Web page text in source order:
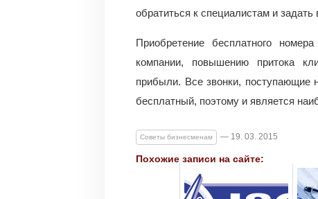
обратиться к специалистам и задать
Приобретение бесплатного
компании, повышению притока
прибыли. Все звонки, поступающие
бесплатный, поэтому и является
Советы бизнесменам — 19. 03. 2015
Похожие записи на сайте: